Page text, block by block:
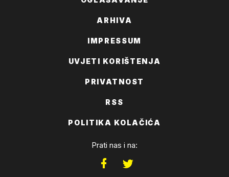
ARHIVA
IMPRESSUM
UVJETI KORIŠTENJA
PRIVATNOST
RSS
POLITIKA KOLAČIĆA
Prati nas i na: